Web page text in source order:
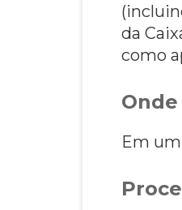
da
como
Onde
Em um